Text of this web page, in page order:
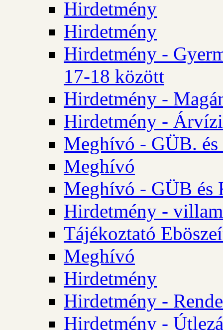
Hirdetmény
Hirdetmény
Hirdetmény -
17-18 között
Hirdetmény -
Hirdetmény -
Meghívó - GÜB.
Meghívó
Meghívó - GÜB és
Hirdetmény -
Tájékoztató
Meghívó
Hirdetmény
Hirdetmény -
Hirdetmény -